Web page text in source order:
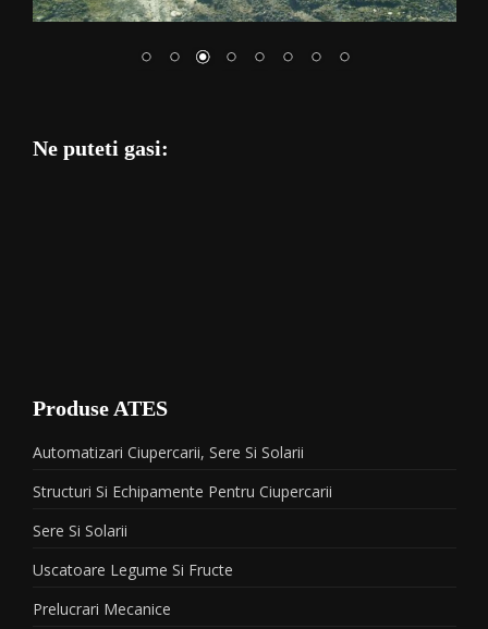
Ne puteti gasi:
Produse ATES
Automatizari Ciupercarii, Sere Si Solarii
Structuri Si Echipamente Pentru Ciupercarii
Sere Si Solarii
Uscatoare Legume Si Fructe
Prelucrari Mecanice